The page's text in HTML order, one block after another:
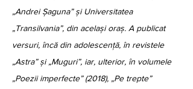
„Andrei Șaguna” și Universitatea
„Transilvania”, din același oraș. A publicat
versuri, încă din adolescență, în revistele
„Astra” și „Muguri”, iar, ulterior, în volumele
„Poezii imperfecte” (2018), „Pe trepte”